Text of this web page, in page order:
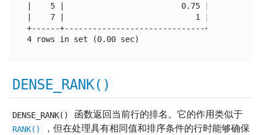
|    5 |                         0.75 |
|    7 |                            1 |
+------+------------------------------+
DENSE_RANK()
DENSE_RANK() 函数返回当前行的排名。它的作用类似于
RANK()
，但在处理具有相同值和排序条件的行时能够确保